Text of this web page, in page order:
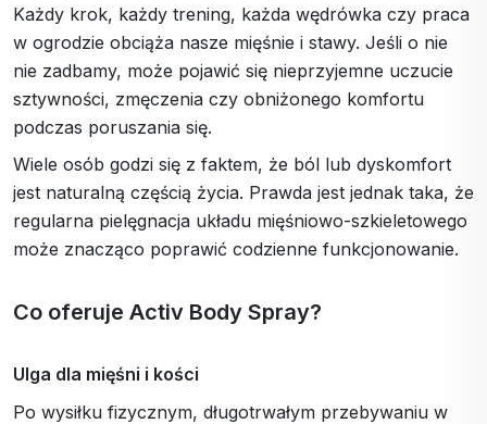
Każdy krok, każdy trening, każda wędrówka czy praca
w ogrodzie obciąża nasze mięśnie i stawy. Jeśli o nie
nie zadbamy, może pojawić się nieprzyjemne uczucie
sztywności, zmęczenia czy obniżonego komfortu
podczas poruszania się.
Wiele osób godzi się z faktem, że ból lub dyskomfort
jest naturalną częścią życia. Prawda jest jednak taka, że
regularna pielęgnacja układu mięśniowo-szkieletowego
może znacząco poprawić codzienne funkcjonowanie.
Co oferuje Activ Body Spray?
Ulga dla mięśni i kości
Po wysiłku fizycznym, długotrwałym przebywaniu w